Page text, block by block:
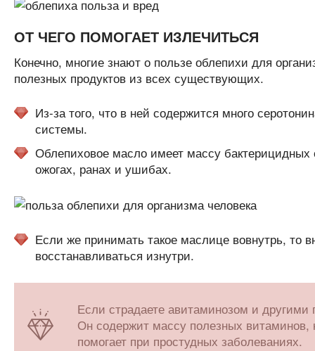
ОТ ЧЕГО ПОМОГАЕТ ИЗЛЕЧИТЬСЯ
Конечно, многие знают о пользе облепихи для
полезных продуктов из всех существующих.
Из-за того, что в ней содержится много
системы.
Облепиховое масло имеет массу
ожогах, ранах и ушибах.
Если же принимать такое маслице вовнутрь, то
восстанавливаться изнутри.
Если страдаете авитаминозом и
Он содержит массу полезных витаминов,
помогает при простудных заболеваниях.